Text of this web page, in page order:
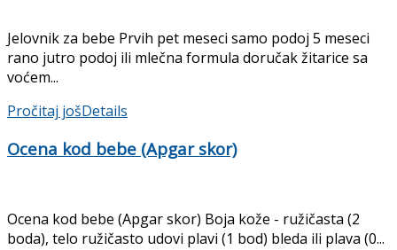
Jelovnik za bebe Prvih pet meseci samo podoj 5 meseci
rano jutro podoj ili mlečna formula doručak žitarice sa
voćem...
Pročitaj jošDetails
Ocena kod bebe (Apgar skor)
Ocena kod bebe (Apgar skor) Boja kože - ružičasta (2
boda), telo ružičasto udovi plavi (1 bod) bleda ili plava (0...